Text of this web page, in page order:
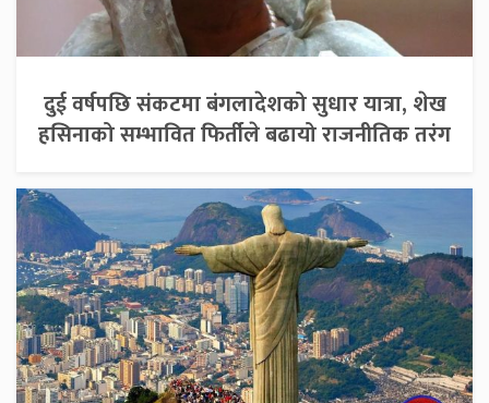
दुई वर्षपछि संकटमा बंगलादेशको सुधार यात्रा, शेख
हसिनाको सम्भावित फिर्तीले बढायो राजनीतिक तरंग